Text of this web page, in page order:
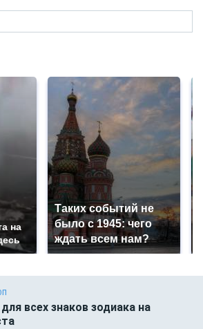
на
Таких событий не
было с 1945: чего
ждать всем нам?
всех знаков зодиака на